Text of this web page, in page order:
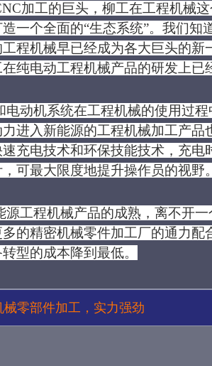
加工的巨头，柳工在工程机械
一个全面的“生态系统”。我们知
程机械早已经成为各大巨头的
纯电动工程机械产品的研发上已
电动机系统在工程机械的使用过
进入新能源的工程机械加工产
充电技术和环保技能技术，充
可最大限度地提升操作员的视野。
源工程机械产品的成熟，离不开
的精密机械零件加工厂的通力
型的成本降到最低。
械零部件加工，实力强劲